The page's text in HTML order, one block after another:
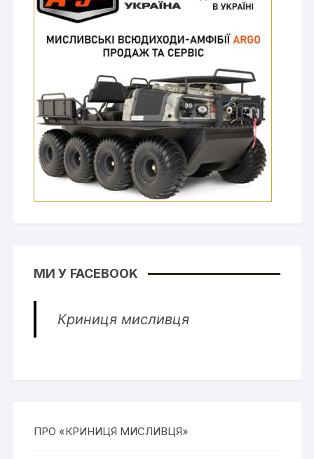
МИ У FACEBOOK
Криниця мисливця
ПРО «КРИНИЦЯ МИСЛИВЦЯ»